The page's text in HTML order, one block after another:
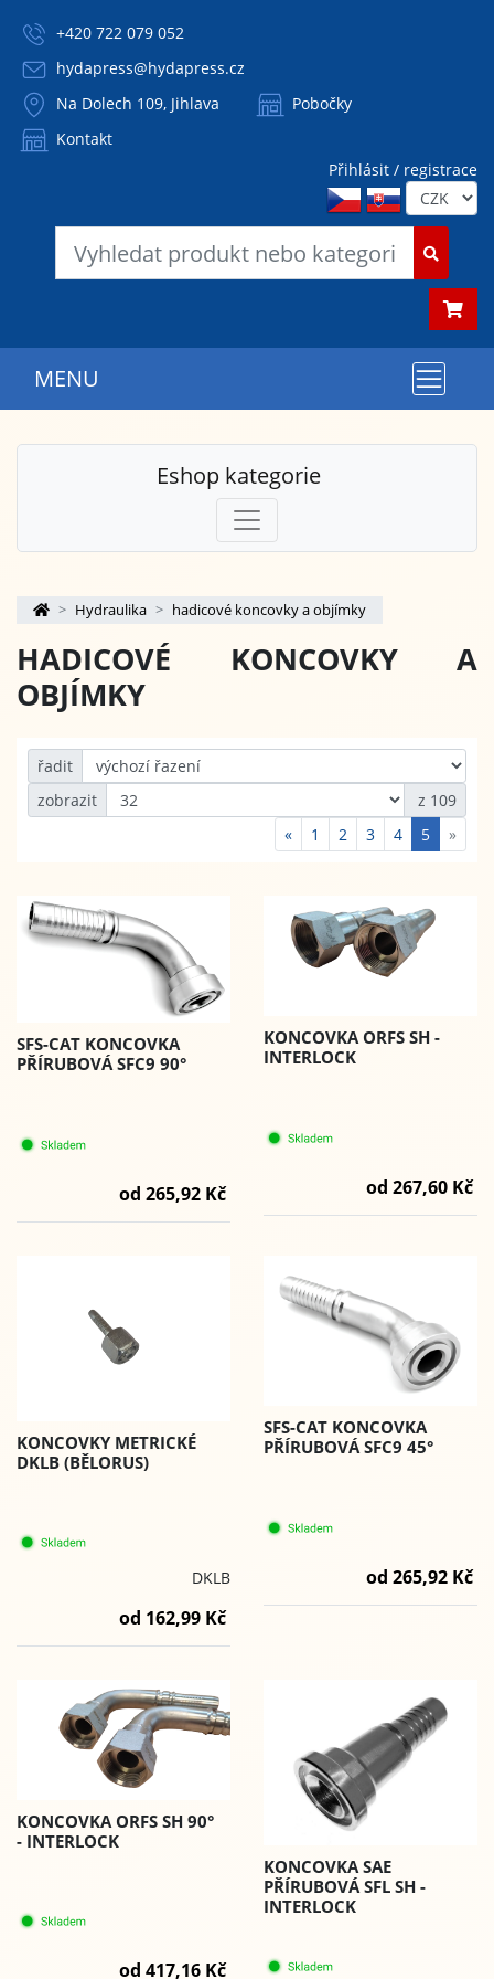
+420 722 079 052
hydapress@hydapress.cz
Na Dolech 109, Jihlava
Pobočky
Kontakt
Přihlásit / registrace
MENU
Eshop kategorie
Hydraulika hadicové koncovky a objímky
HADICOVÉ KONCOVKY A
OBJÍMKY
řadit
zobrazit
z 109
«
1 2 3 4 5 »
SFS-CAT KONCOVKA
PŘÍRUBOVÁ SFC9 90°
od 265,92 Kč
KONCOVKA ORFS SH -
INTERLOCK
od 267,60 Kč
KONCOVKY METRICKÉ
DKLB (BĚLORUS)
DKLB
od 162,99 Kč
SFS-CAT KONCOVKA
PŘÍRUBOVÁ SFC9 45°
od 265,92 Kč
KONCOVKA ORFS SH 90°
- INTERLOCK
od 417,16 Kč
KONCOVKA SAE
PŘÍRUBOVÁ SFL SH -
INTERLOCK